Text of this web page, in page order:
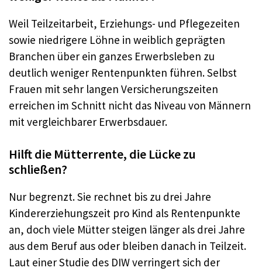
Weil Teilzeitarbeit, Erziehungs- und Pflegezeiten
sowie niedrigere Löhne in weiblich geprägten
Branchen über ein ganzes Erwerbsleben zu
deutlich weniger Rentenpunkten führen. Selbst
Frauen mit sehr langen Versicherungszeiten
erreichen im Schnitt nicht das Niveau von Männern
mit vergleichbarer Erwerbsdauer.
Hilft die Mütterrente, die Lücke zu
schließen?
Nur begrenzt. Sie rechnet bis zu drei Jahre
Kindererziehungszeit pro Kind als Rentenpunkte
an, doch viele Mütter steigen länger als drei Jahre
aus dem Beruf aus oder bleiben danach in Teilzeit.
Laut einer Studie des DIW verringert sich der